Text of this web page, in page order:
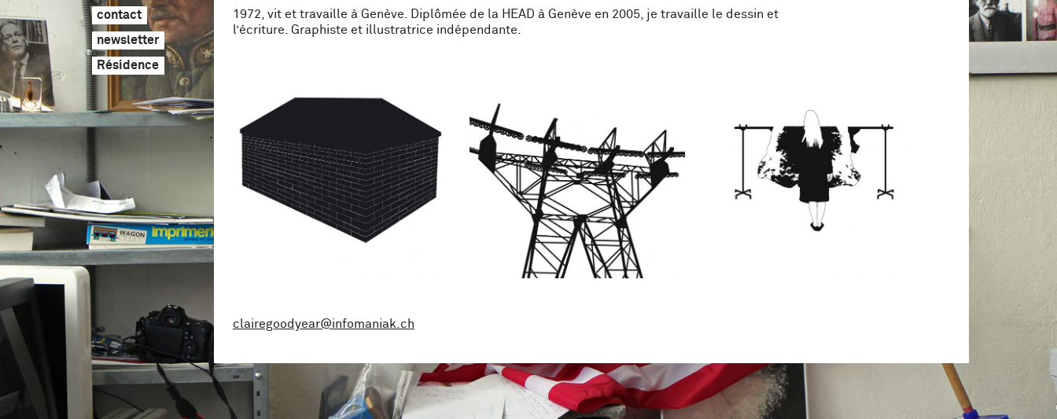
contact
newsletter
Résidence
1972, vit et travaille à Genève. Diplômée de la HEAD à Genève en 2005, je travaille le dessin et
l’écriture. Graphiste et illustratrice indépendante.
clairegoodyear@infomaniak.ch